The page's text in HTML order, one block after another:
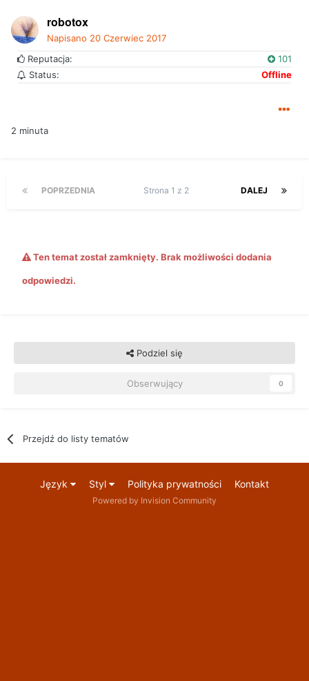
robotox
Napisano 20 Czerwiec 2017
Reputacja:
101
Status:
Offline
2 minuta
POPRZEDNIA DALEJ
Strona 1 z 2
Ten temat został zamknięty. Brak możliwości dodania
odpowiedzi.
Podziel się
Obserwujący 0
Przejdź do listy tematów
Język Styl Polityka prywatności Kontakt
Powered by Invision Community